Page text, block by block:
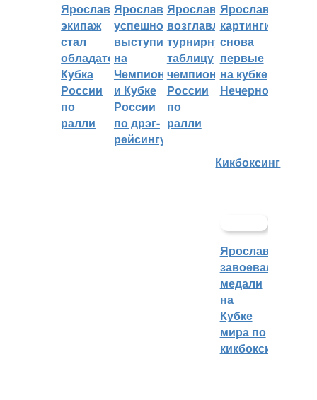
Ярославский
экипаж
стал
обладателем
Кубка
России
по
ралли
Ярославцы
успешно
выступили
на
Чемпионате
и Кубке
России
по дрэг-
рейсингу
Ярославцы
возглавляют
турнирную
таблицу
чемпионата
России
по
ралли
Ярославские
картингисты
снова
первые
на кубке
Нечерноземья
Кикбоксинг
Ярославцы
завоевали
медали
на
Кубке
мира по
кикбоксингу